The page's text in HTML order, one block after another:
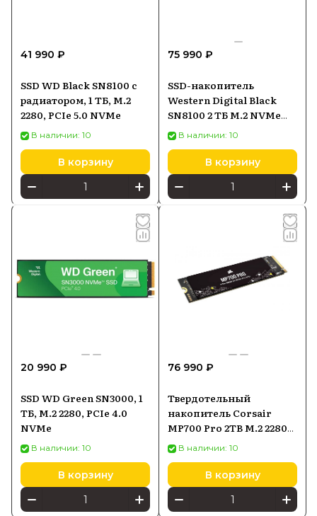
41 990 ₽
SSD WD Black SN8100 с
радиатором, 1 ТБ, M.2
2280, PCIe 5.0 NVMe
В наличии: 10
В корзину
75 990 ₽
SSD-накопитель
Western Digital Black
SN8100 2 ТБ M.2 NVMe
(WDS200T1X0M)
В наличии: 10
В корзину
20 990 ₽
SSD WD Green SN3000, 1
ТБ, M.2 2280, PCIe 4.0
NVMe
В наличии: 10
В корзину
76 990 ₽
Твердотельный
накопитель Corsair
MP700 Pro 2TB M.2 2280
PCI-E x4 Gen5 NVMe 2.0
(CSSDF2000GBMP700PNH)
В наличии: 10
В корзину